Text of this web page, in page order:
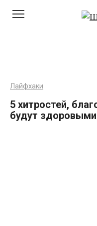
Лайфхаки
5 хитростей,
будут здоровыми